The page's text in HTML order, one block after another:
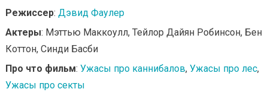
Режиссер: Дэвид Фаулер
Актеры: Мэттью Маккоулл, Тейлор Дайян Робинсон, Бен
Коттон, Синди Басби
Про что фильм: Ужасы про каннибалов, Ужасы про лес,
Ужасы про секты